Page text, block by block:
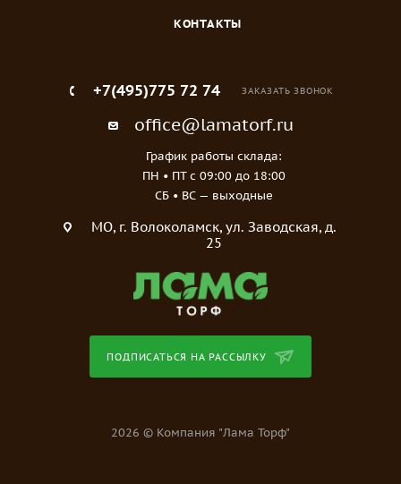
КОНТАКТЫ
+7(495)775 72 74 ЗАКАЗАТЬ ЗВОНОК
office@lamatorf.ru
График работы склада:
ПН • ПТ c 09:00 до 18:00
СБ • ВС — выходные
МO, г. Волоколамск, ул. Заводская, д.
25
ПОДПИСАТЬСЯ НА РАССЫЛКУ
2026 © Компания "Лама Торф"